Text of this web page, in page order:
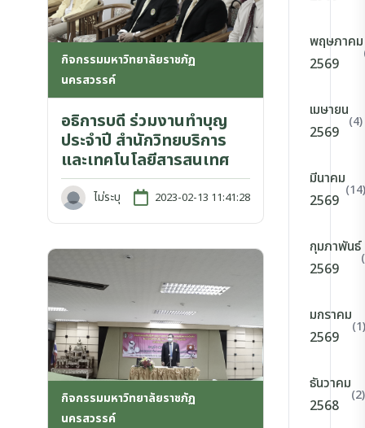
กิจกรรมมหาวิทยาลัยราชภัฏ
นครสวรรค์
อธิการบดี ร่วมงานทำบุญ
ประจำปี สำนักวิทยบริการ
และเทคโนโลยีสารสนเทศ
ไม่ระบุ 2023-02-13 11:41:28
กิจกรรมมหาวิทยาลัยราชภัฏ
นครสวรรค์
พฤษภาคม
2569
เมษายน
2569
(4)
มีนาคม
2569
(14)
กุมภาพันธ์
2569
มกราคม
2569
(1)
ธันวาคม
2568
(2)